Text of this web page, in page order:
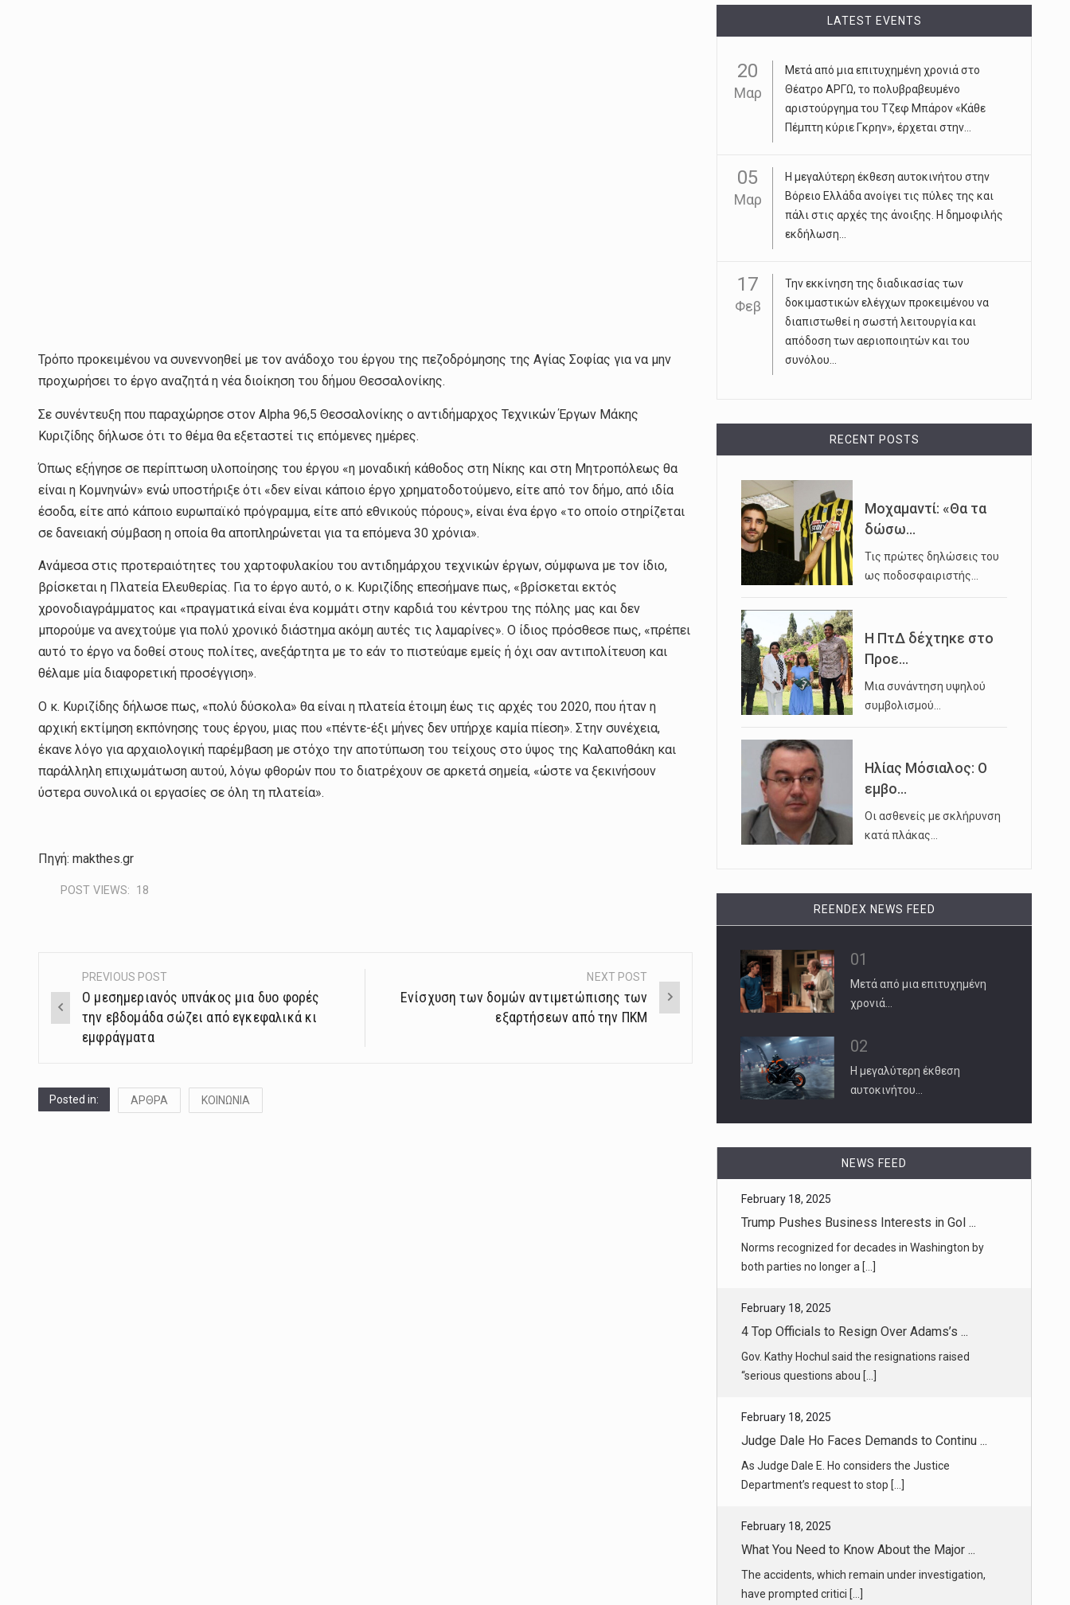
Τρόπο προκειμένου να συνεννοηθεί με τον ανάδοχο του έργου της πεζοδρόμησης της Αγίας Σοφίας για να μην
προχωρήσει το έργο αναζητά η νέα διοίκηση του δήμου Θεσσαλονίκης.
Σε συνέντευξη που παραχώρησε στον Alpha 96,5 Θεσσαλονίκης ο αντιδήμαρχος Τεχνικών Έργων Μάκης
Κυριζίδης δήλωσε ότι το θέμα θα εξεταστεί τις επόμενες ημέρες.
Όπως εξήγησε σε περίπτωση υλοποίησης του έργου «η μοναδική κάθοδος στη Νίκης και στη Μητροπόλεως θα
είναι η Κομνηνών» ενώ υποστήριξε ότι «δεν είναι κάποιο έργο χρηματοδοτούμενο, είτε από τον δήμο, από ιδία
έσοδα, είτε από κάποιο ευρωπαϊκό πρόγραμμα, είτε από εθνικούς πόρους», είναι ένα έργο «το οποίο στηρίζεται
σε δανειακή σύμβαση η οποία θα αποπληρώνεται για τα επόμενα 30 χρόνια».
Ανάμεσα στις προτεραιότητες του χαρτοφυλακίου του αντιδημάρχου τεχνικών έργων, σύμφωνα με τον ίδιο,
βρίσκεται η Πλατεία Ελευθερίας. Για το έργο αυτό, ο κ. Κυριζίδης επεσήμανε πως, «βρίσκεται εκτός
χρονοδιαγράμματος και «πραγματικά είναι ένα κομμάτι στην καρδιά του κέντρου της πόλης μας και δεν
μπορούμε να ανεχτούμε για πολύ χρονικό διάστημα ακόμη αυτές τις λαμαρίνες». Ο ίδιος πρόσθεσε πως, «πρέπει
αυτό το έργο να δοθεί στους πολίτες, ανεξάρτητα με το εάν το πιστεύαμε εμείς ή όχι σαν αντιπολίτευση και
θέλαμε μία διαφορετική προσέγγιση».
Ο κ. Κυριζίδης δήλωσε πως, «πολύ δύσκολα» θα είναι η πλατεία έτοιμη έως τις αρχές του 2020, που ήταν η
αρχική εκτίμηση εκπόνησης τους έργου, μιας που «πέντε-έξι μήνες δεν υπήρχε καμία πίεση». Στην συνέχεια,
έκανε λόγο για αρχαιολογική παρέμβαση με στόχο την αποτύπωση του τείχους στο ύψος της Καλαποθάκη και
παράλληλη επιχωμάτωση αυτού, λόγω φθορών που το διατρέχουν σε αρκετά σημεία, «ώστε να ξεκινήσουν
ύστερα συνολικά οι εργασίες σε όλη τη πλατεία».
Πηγή: makthes.gr
POST VIEWS: 18
Post
navigation
PREVIOUS POST
Ο μεσημεριανός υπνάκος μια δυο φορές
την εβδομάδα σώζει από εγκεφαλικά κι
εμφράγματα
NEXT POST
Ενίσχυση των δομών αντιμετώπισης των
εξαρτήσεων από την ΠΚΜ
Posted in: ΑΡΘΡΑ ΚΟΙΝΩΝΙΑ
LATEST EVENTS
20
Μαρ
Μετά από μια επιτυχημένη χρονιά στο
Θέατρο ΑΡΓΩ, το πολυβραβευμένο
αριστούργημα του Τζεφ Μπάρον «Κάθε
Πέμπτη κύριε Γκρην», έρχεται στην...
05
Μαρ
Η μεγαλύτερη έκθεση αυτοκινήτου στην
Βόρειο Ελλάδα ανοίγει τις πύλες της και
πάλι στις αρχές της άνοιξης. Η δημοφιλής
εκδήλωση...
17
Φεβ
Την εκκίνηση της διαδικασίας των
δοκιμαστικών ελέγχων προκειμένου να
διαπιστωθεί η σωστή λειτουργία και
απόδοση των αεριοποιητών και του
συνόλου...
RECENT POSTS
Μοχαμαντί: «Θα τα
δώσω...
Τις πρώτες δηλώσεις του
ως ποδοσφαιριστής…
Η ΠτΔ δέχτηκε στο
Προε...
Μια συνάντηση υψηλού
συμβολισμού…
Ηλίας Μόσιαλος: Ο
εμβο...
Οι ασθενείς με σκλήρυνση
κατά πλάκας…
REENDEX NEWS FEED
01
Μετά από μια επιτυχημένη
χρονιά…
02
Η μεγαλύτερη έκθεση
αυτοκινήτου…
NEWS FEED
Trump Pushes Business Interests in Gol ...
Norms recognized for decades in Washington by
both parties no longer a [...]
February 18, 2025
4 Top Officials to Resign Over Adams’s ...
“serious questions abou [...]
February 18, 2025
Judge Dale Ho Faces Demands to Continu ...
Department’s request to stop [...]
February 18, 2025
What You Need to Know About the Major ...
have prompted critici [...]
February 18, 2025
What We Know About the Delta Plane Cra ...